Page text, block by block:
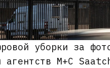
уборки за
агентств M+C